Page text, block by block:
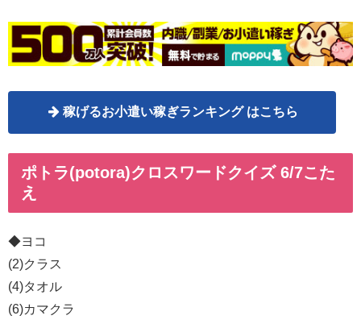
稼げるお小遣い稼ぎランキング はこちら
ポトラ(potora)クロスワードクイズ 6/7こた
え
◆ヨコ
(2)クラス
(4)タオル
(6)カマクラ